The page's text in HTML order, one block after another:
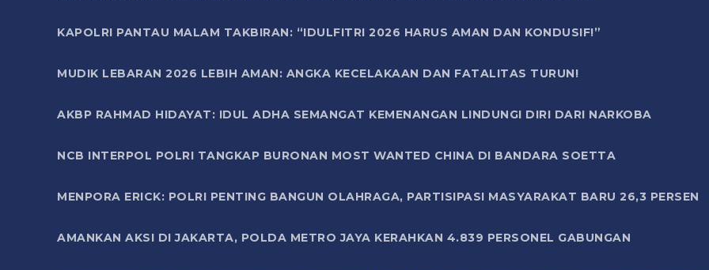
KAPOLRI PANTAU MALAM TAKBIRAN: “IDULFITRI 2026 HARUS AMAN DAN KONDUSIF!”
MUDIK LEBARAN 2026 LEBIH AMAN: ANGKA KECELAKAAN DAN FATALITAS TURUN!
AKBP RAHMAD HIDAYAT: IDUL ADHA SEMANGAT KEMENANGAN LINDUNGI DIRI DARI NARKOBA
NCB INTERPOL POLRI TANGKAP BURONAN MOST WANTED CHINA DI BANDARA SOETTA
MENPORA ERICK: POLRI PENTING BANGUN OLAHRAGA, PARTISIPASI MASYARAKAT BARU 26,3 PERSEN
AMANKAN AKSI DI JAKARTA, POLDA METRO JAYA KERAHKAN 4.839 PERSONEL GABUNGAN